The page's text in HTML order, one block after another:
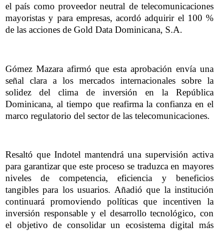
el país como proveedor neutral de telecomunicaciones
mayoristas y para empresas, acordó adquirir el 100 %
de las acciones de Gold Data Dominicana, S.A.
Gómez Mazara afirmó que esta aprobación envía una
señal clara a los mercados internacionales sobre la
solidez del clima de inversión en la República
Dominicana, al tiempo que reafirma la confianza en el
marco regulatorio del sector de las telecomunicaciones.
Resaltó que Indotel mantendrá una supervisión activa
para garantizar que este proceso se traduzca en mayores
niveles de competencia, eficiencia y beneficios
tangibles para los usuarios. Añadió que la institución
continuará promoviendo políticas que incentiven la
inversión responsable y el desarrollo tecnológico, con
el objetivo de consolidar un ecosistema digital más